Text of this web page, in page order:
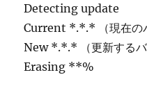
Detecting update
Current *.*.* （現在の
New *.*.* （更新するバ
Erasing **%